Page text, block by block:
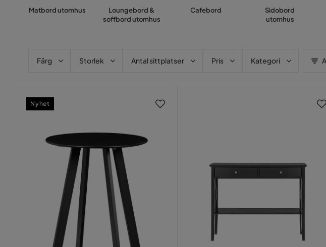
Matbord utomhus
Loungebord &
soffbord utomhus
Cafebord
Sidobord
utomhus
Färg Storlek Antal sittplatser Pris Kategori
Nyhet